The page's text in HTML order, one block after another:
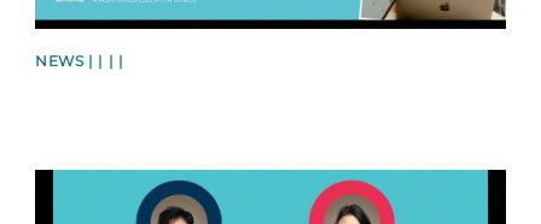
NEWS | | | |